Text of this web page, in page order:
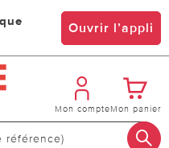
Ouvrir l’appli
Mon compteMon panier